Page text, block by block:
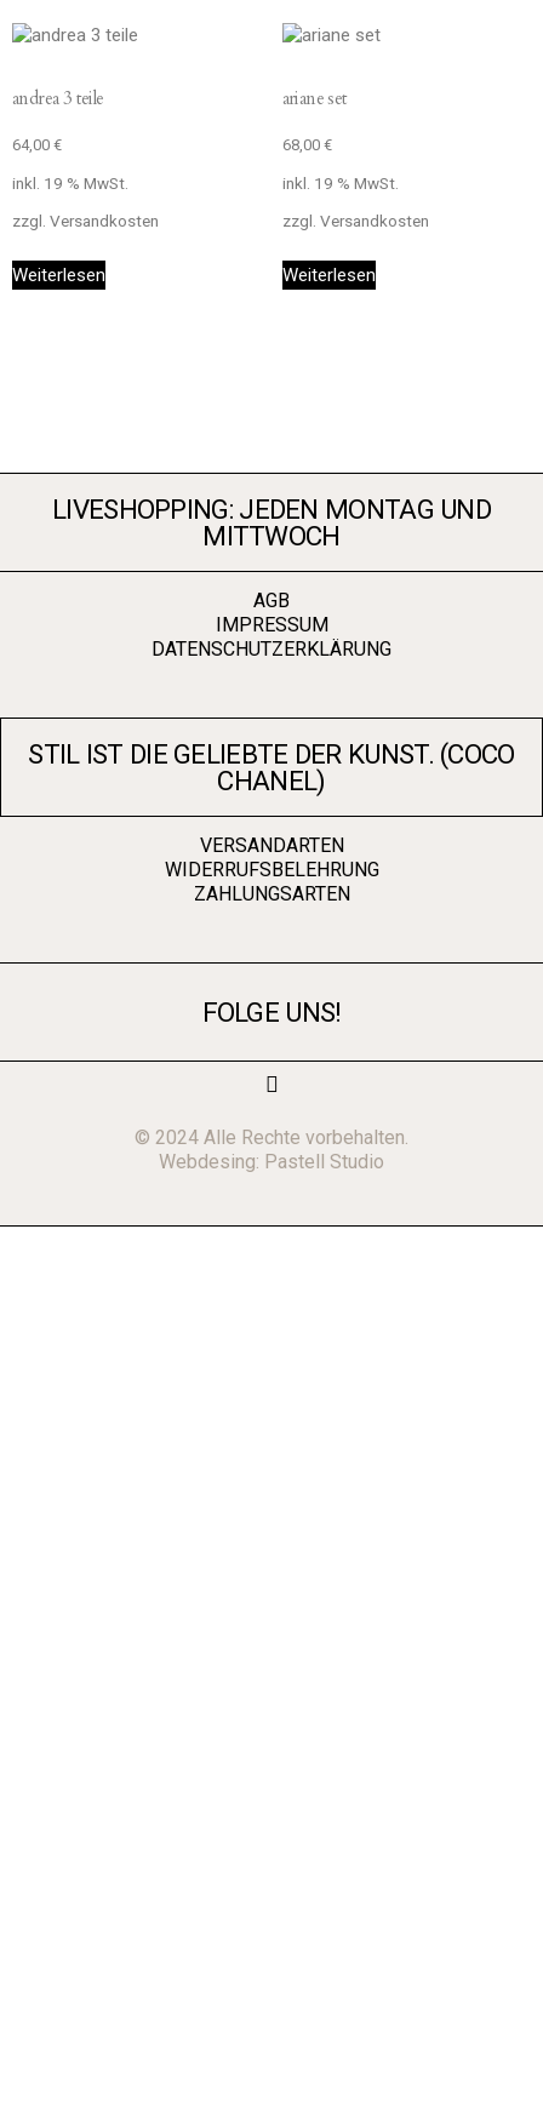
andrea 3 teile
64,00 €
inkl. 19 % MwSt.
zzgl. Versandkosten
Weiterlesen
ariane set
68,00 €
inkl. 19 % MwSt.
zzgl. Versandkosten
Weiterlesen
LIVESHOPPING: JEDEN MONTAG UND
MITTWOCH
AGB
IMPRESSUM
DATENSCHUTZERKLÄRUNG
STIL IST DIE GELIEBTE DER KUNST. (COCO
CHANEL)
VERSANDARTEN
WIDERRUFSBELEHRUNG
ZAHLUNGSARTEN
FOLGE UNS!
© 2024 Alle Rechte vorbehalten.
Webdesing: Pastell Studio